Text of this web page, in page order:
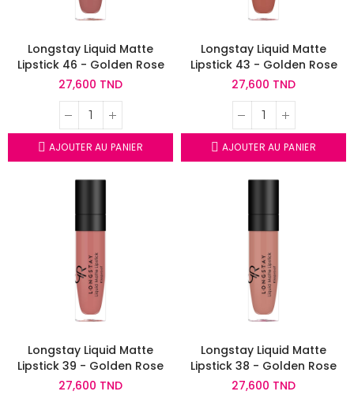
Longstay Liquid Matte
Lipstick 46 - Golden Rose
27,600 TND
AJOUTER AU PANIER
Longstay Liquid Matte
Lipstick 43 - Golden Rose
27,600 TND
AJOUTER AU PANIER
Longstay Liquid Matte
Lipstick 39 - Golden Rose
27,600 TND
Longstay Liquid Matte
Lipstick 38 - Golden Rose
27,600 TND